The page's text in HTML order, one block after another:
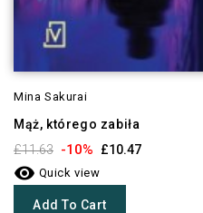
Mina Sakurai
Mąż, którego zabiła
£11.63 -10% £10.47
 Quick view
Add To Cart